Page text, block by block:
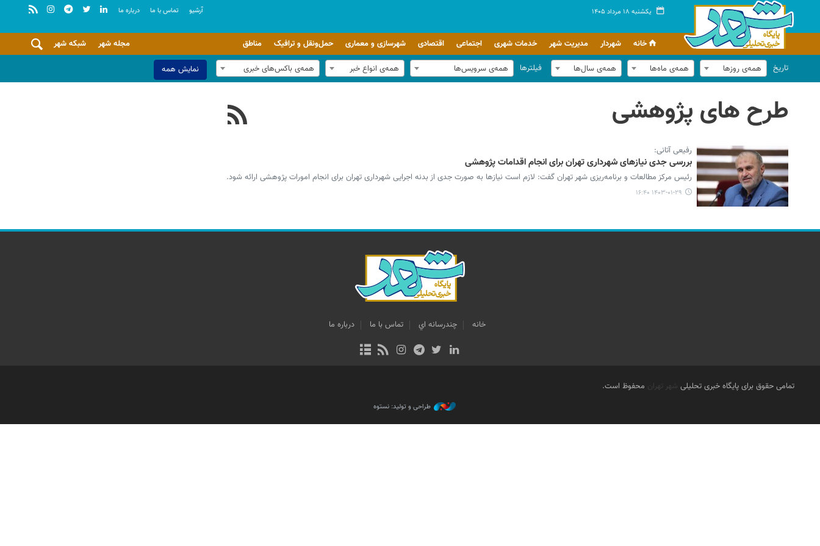
یکشنبه ۱۸ مرداد ۱۴۰۵ آرشيو تماس با ما درباره ما
خانه شهردار مدیریت شهر خدمات شهری اجتماعی اقتصادی شهرسازی و معماری حمل‌ونقل و ترافیک مناطق شبکه شهر
مجله شهر
تاریخ
همه‌ی روزها همه‌ی ماه‌ها همه‌ی سال‌ها فیلترها همه‌ی سرویس‌ها همه‌ی انواع خبر همه‌ی باکس‌های خبری نمایش همه
طرح های پژوهشی
رفیعی آتانی:
بررسی جدی نیازهای شهرداری تهران برای انجام اقدامات پژوهشی
رئیس مرکز مطالعات و برنامه‌ریزی شهر تهران گفت: لازم است نیازها به صورت جدی از بدنه اجرایی شهرداری تهران برای انجام امورات پژوهشی ارائه شود.
۱۴۰۳-۰۱-۲۹ ۱۶:۴۰
خانه چندرسانه اي تماس با ما درباره ما
تمامی حقوق برای پایگاه خبری تحلیلی شهر تهران محفوظ است.
طراحی و تولید: نستوه